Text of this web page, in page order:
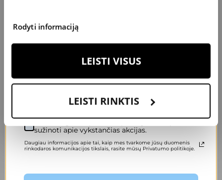
Rodyti informaciją
LEISTI VISUS
LEISTI RINKTIS
Kudukienė
Panevėžys
Olechnovič
Klausos priežiūros
Vilnius
Įveskite savo el. pašto adresą, kad pasuktumėte ratą.
sužinoti apie vykstančias akcijas.
Daugiau informacijos apie tai, kaip mes tvarkome jūsų duomenis
rinkodaros komunikacijos tikslais, rasite mūsų Privatumo politikoje.